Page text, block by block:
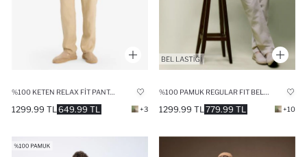
%100 KETEN RELAX FIT PANTOLON
649.99 TL
1299.99 TL +3 779.99 TL
1299.99 TL +10